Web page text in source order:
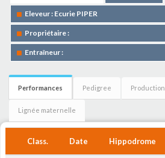
Eleveur : Ecurie PIPER
Propriétaire :
Entraîneur :
Performances Pedigree Production
Lignée maternelle
Class. Date Hippodrome